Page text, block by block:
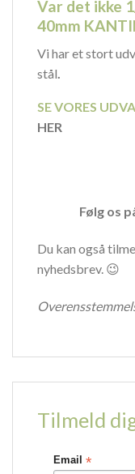
Var det ikke
40mm
Vi har et stort
stål.
SE VORES
HER
Følg os
Du kan også
nyhedsbrev. 😉
Tilmeld
Email *